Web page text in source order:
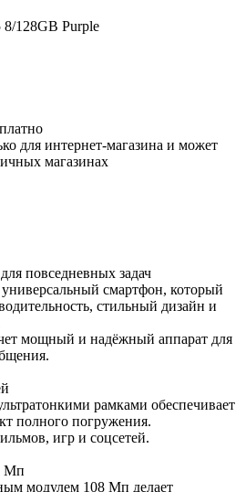
128GB Purple
для интернет-магазина и может
магазинах
повседневных задач
смартфон, который
стильный дизайн и
мощный и надёжный аппарат для
рамками обеспечивает
полного погружения.
игр и соцсетей.
Мп
модулем 108 Мп делает